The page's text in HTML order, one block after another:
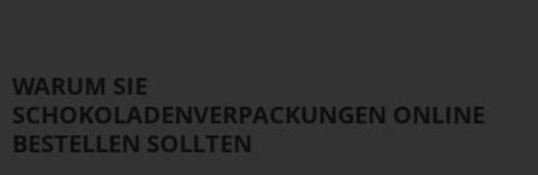
WARUM SIE
SCHOKOLADENVERPACKUNGEN ONLINE
BESTELLEN SOLLTEN